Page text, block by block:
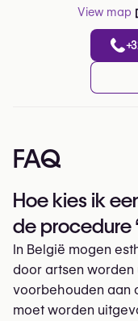
View map
FAQ
Hoe kies ik
de procedure
In België mogen
door artsen
voorbehouden aan
moet worden